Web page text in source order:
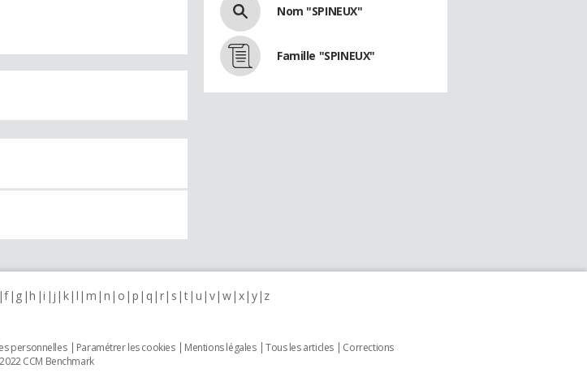
Nom "SPINEUX"
Famille "SPINEUX"
f g h i j k l m n o p q r s t u v w x y z
personnelles Paramétrer les cookies Mentions légales Tous les articles
Corrections
CCM Benchmark